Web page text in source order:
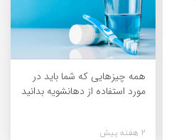
همه چیزهایی که شما باید در
مورد استفاده از دهانشویه بدانید
2 هفته پیش